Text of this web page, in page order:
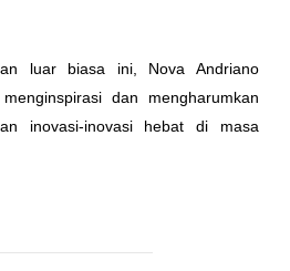
luar biasa ini, Nova Andriano
dan mengharumkan
inovasi-inovasi hebat di masa